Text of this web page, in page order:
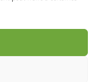
développement par